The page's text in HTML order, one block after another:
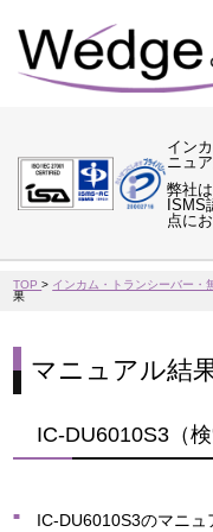
イン
ニュ
弊社
ISMS
点に
TOP> インカム・トランシーバー・
果
マニュアル結
IC-DU6010S3（検
IC-DU6010S3のマニュ